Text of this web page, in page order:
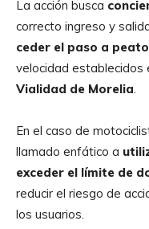
La acción busca
correcto ingreso y
ceder el paso a
velocidad establecidos
Vialidad de Morelia.
En el caso de
llamado enfático a
exceder el límite de
reducir el riesgo de
los usuarios.